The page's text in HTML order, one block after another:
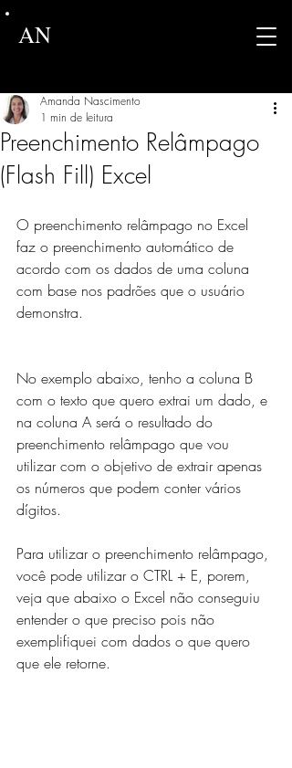
AN
Preenchimento Relâmpago
(Flash Fill) Excel
Amanda Nascimento
1 min de leitura
O preenchimento relâmpago no Excel
faz o preenchimento automático de
acordo com os dados de uma coluna
com base nos padrões que o usuário
demonstra.
No exemplo abaixo, tenho a coluna B
com o texto que quero extrai um dado, e
na coluna A será o resultado do
preenchimento relâmpago que vou
utilizar com o objetivo de extrair apenas
os números que podem conter vários
dígitos.
Para utilizar o preenchimento relâmpago,
você pode utilizar o CTRL + E, porem,
veja que abaixo o Excel não conseguiu
entender o que preciso pois não
exemplifiquei com dados o que quero
que ele retorne.